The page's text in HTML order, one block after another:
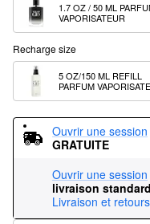
1.7 OZ / 50 ML
VAPORISATEUR
Recharge size
5 OZ/150 ML REFILL
PARFUM
Ouvrir une session
GRATUITE
Ouvrir une session
livraison
Livraison et retours